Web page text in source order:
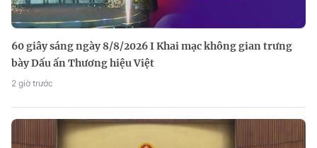
60 giây sáng ngày 8/8/2026 I Khai mạc không gian trưng
bày Dấu ấn Thương hiệu Việt
2 giờ trước